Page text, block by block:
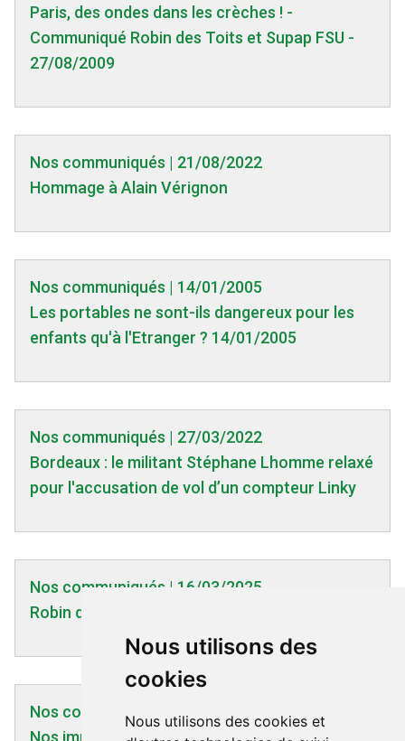
Nous utilisons des
cookies
Nous utilisons des cookies et
Paris, des ondes dans les crèches ! -
Communiqué Robin des Toits et Supap FSU -
27/08/2009
Nos communiqués | 21/08/2022
Hommage à Alain Vérignon
Nos communiqués | 14/01/2005
Les portables ne sont-ils dangereux pour les
enfants qu'à l'Etranger ? 14/01/2005
Nos communiqués | 27/03/2022
Bordeaux : le militant Stéphane Lhomme relaxé
pour l'accusation de vol d’un compteur Linky
Nos communiqués | 16/03/2025
Robin des Toits publie son Manifeste
Nos communiqués | 06/06/2023
Nos imparfaites démocraties : mode d’emploi à